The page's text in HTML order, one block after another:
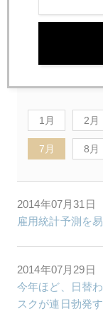
面白そう。
1月 2月
7月 8月
2014年07月31日
雇用統計予測を
2014年07月29日
今年ほど、日替
スクが連日勃発